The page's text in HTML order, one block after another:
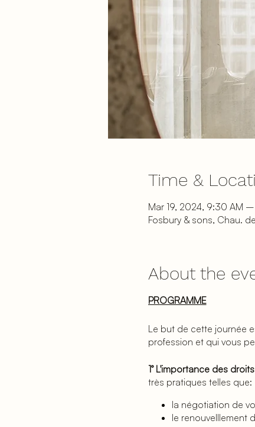
Time &
Mar 19, 2024, 9:30 AM
Fosbury & sons, Chau.
About the
PROGRAMME
Le but de cette journée
profession et qui vous
1° L'importance des
très pratiques telles que:
la négotiation de
le renouvelllement